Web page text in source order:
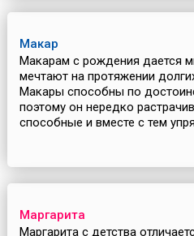
Макар
Макарам с рождения дается
мечтают на протяжении
Макары способны по
поэтому он нередко
способные и вместе с тем
Маргарита
Маргарита с детства